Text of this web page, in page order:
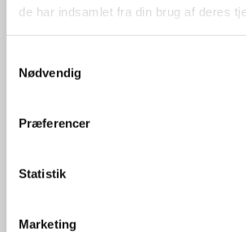
de har indsamlet fra din brug af deres
Nødvendig
Præferencer
Statistik
Marketing
KSG Idrætsforening blev stiftet
forening. Navneændringen
Kig dig omkring på siden, og
med hvad vores
på.